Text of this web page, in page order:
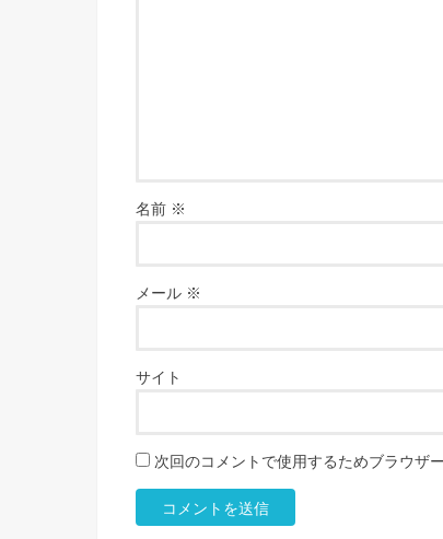
名前 ※
メール ※
サイト
次回のコメントで使用するためブラウザ